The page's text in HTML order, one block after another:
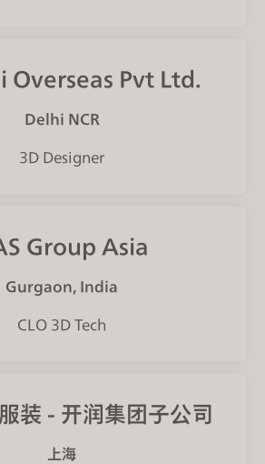
Overseas Pvt Ltd.
Delhi NCR
3D Designer
Group Asia
Gurgaon, India
CLO 3D Tech
装 - 开润集团子公司
上海